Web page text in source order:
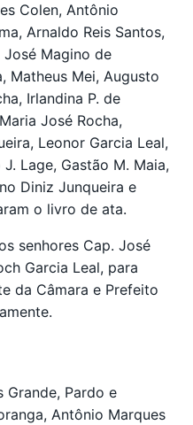
Colen, Antônio
Arnaldo Reis Santos,
Magino de
Matheus Mei, Augusto
Irlandina P. de
José Rocha,
Leonor Garcia Leal,
Lage, Gastão M. Maia,
Diniz Junqueira e
o livro de ata.
senhores Cap. José
Garcia Leal, para
da Câmara e Prefeito
Grande, Pardo e
Antônio Marques